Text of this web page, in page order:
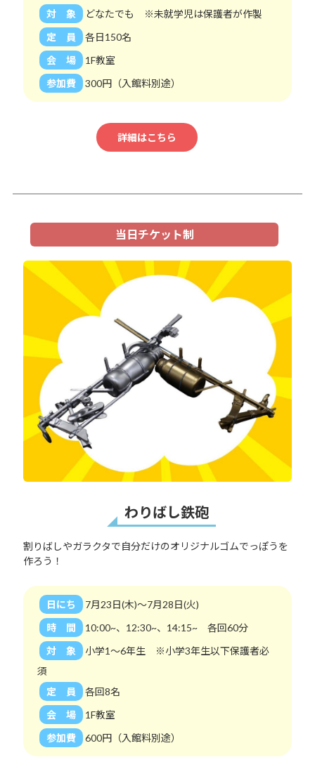
対 象
どなたでも ※未就学児は保護者が作製
定 員
各日150名
会 場
1F教室
参加費
300円（入館料別途）
詳細はこちら
当日チケット制
わりばし鉄砲
割りばしやガラクタで自分だけのオリジナルゴムでっぽうを
作ろう！
日にち
7月23日(木)～7月28日(火)
時 間
10:00~、12:30~、14:15~ 各回60分
対 象
小学1～6年生 ※小学3年生以下保護者必
須
定 員
各回8名
会 場
1F教室
参加費
600円（入館料別途）